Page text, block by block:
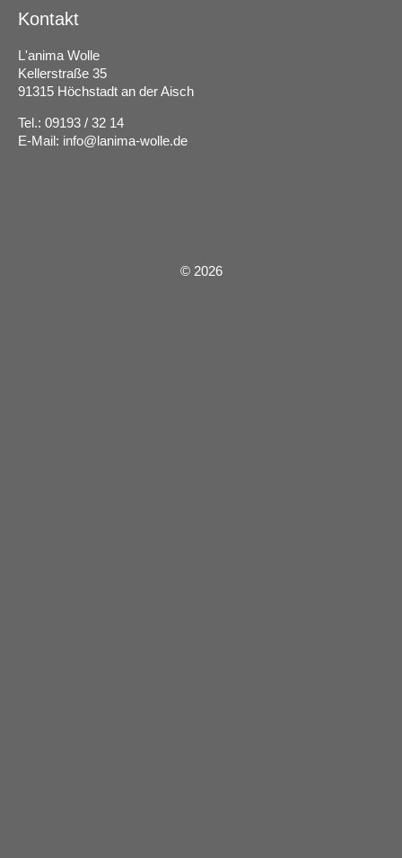
Kontakt
L'anima Wolle
Kellerstraße 35
91315 Höchstadt an der Aisch
Tel.: 09193 / 32 14
E-Mail: info@lanima-wolle.de
© 2026